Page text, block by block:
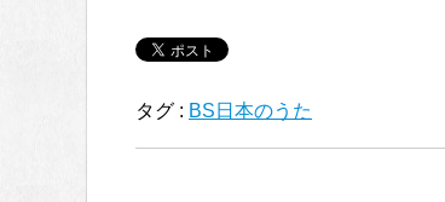
タグ : BS日本のうた